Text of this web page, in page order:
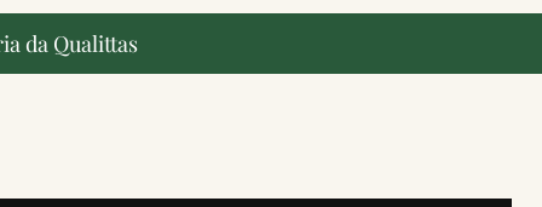
da Qualittasdestaque na imprensa